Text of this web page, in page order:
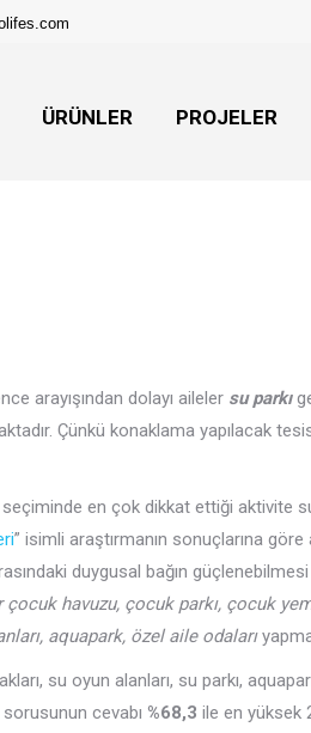
ÜRÜNLER PROJELER
arayışından dolayı aileler su parkı
Çünkü konaklama yapılacak
en çok dikkat ettiği aktivite
” isimli araştırmanın sonuçlarına
duygusal bağın
çocuk havuzu, çocuk parkı, çocuk
aquapark, özel aile odaları
su oyun alanları, su parkı,
cevabı %68,3 ile en yüksek